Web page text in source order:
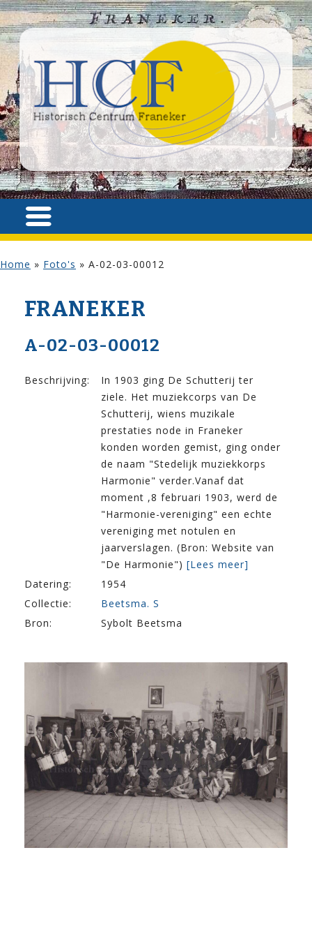
Home » Foto's » A-02-03-00012
FRANEKER
A-02-03-00012
Beschrijving:
In 1903 ging De Schutterij ter
ziele. Het muziekcorps van De
Schutterij, wiens muzikale
prestaties node in Franeker
konden worden gemist, ging onder
de naam "Stedelijk muziekkorps
Harmonie" verder.Vanaf dat
moment ,8 februari 1903, werd de
"Harmonie-vereniging" een echte
vereniging met notulen en
jaarverslagen. (Bron: Website van
"De Harmonie") [Lees meer]
Datering:
1954
Collectie:
Beetsma. S
Bron:
Sybolt Beetsma